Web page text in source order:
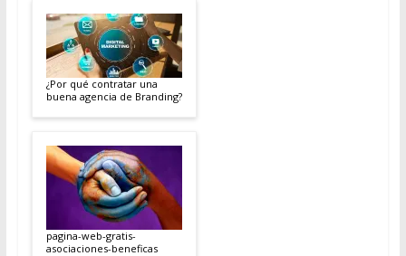
¿Por qué contratar una
buena agencia de Branding?
pagina-web-gratis-
asociaciones-beneficas